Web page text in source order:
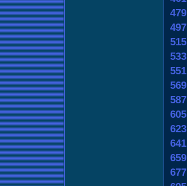
479
497
515
533
551
569
587
605
623
641
659
677